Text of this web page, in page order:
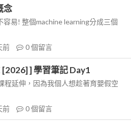
念
易! 整個machine learning分成三個
前 0個留言
] 學習筆記 Day1
程延伸，因為我個人想趁著育嬰假空
前 0個留言